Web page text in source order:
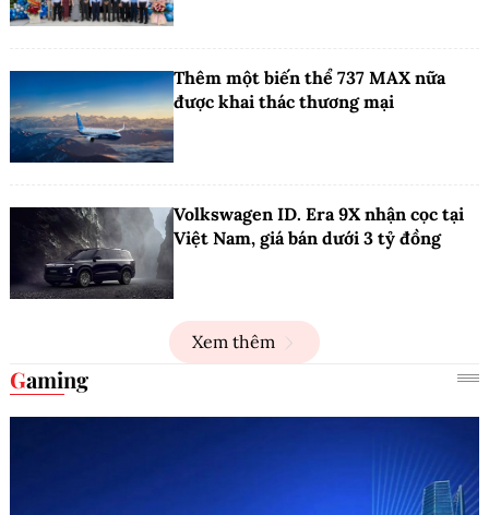
Thêm một biến thể 737 MAX nữa
được khai thác thương mại
Volkswagen ID. Era 9X nhận cọc tại
Việt Nam, giá bán dưới 3 tỷ đồng
Xem thêm
Gaming